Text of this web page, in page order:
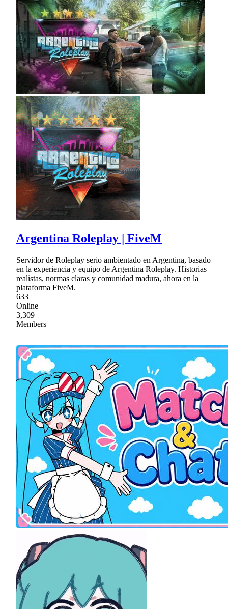
Argentina Roleplay | FiveM
Servidor de Roleplay serio ambientado en Argentina, basado
en la experiencia y equipo de Argentina Roleplay. Historias
realistas, normas claras y comunidad madura, ahora en la
plataforma FiveM.
633
Online
3,309
Members